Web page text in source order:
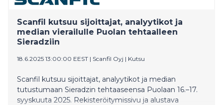
Scanfil kutsuu sijoittajat, analyytikot ja
median vierailulle Puolan tehtaalleen
Sieradziin
18.6.2025 13:00:00 EEST | Scanfil Oyj | Kutsu
Scanfil kutsuu sijoittajat, analyytikot ja median
tutustumaan Sieradzin tehtaaseensa Puolaan 16.–17.
syyskuuta 2025. Rekisteröitymissivu ja alustava